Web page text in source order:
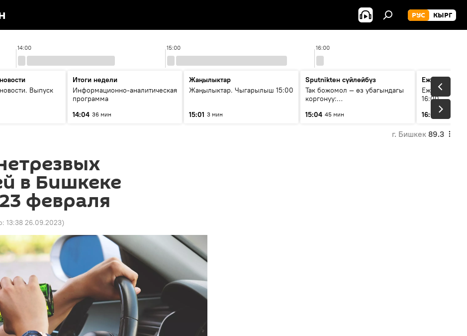
РУС КЫРГ
14:00 15:00 16:00
Выпуск
Итоги недели
Информационно-аналитическая
программа
14:04 36 мин
Жаңылыктар
Жаңылыктар. Чыгарылыш 15:00
15:01 3 мин
Sputnikteн сүйлөйбүз
Так божомол — өз убагындагы
коргонуу:
кантип өркүндөтүлүүдө
15:04 45 мин
Ежедневные
Ежедневные
16:00
16:01
3 мин
г. Бишкек 89.3
в Бишкеке
февраля
13:38 26.09.2023)